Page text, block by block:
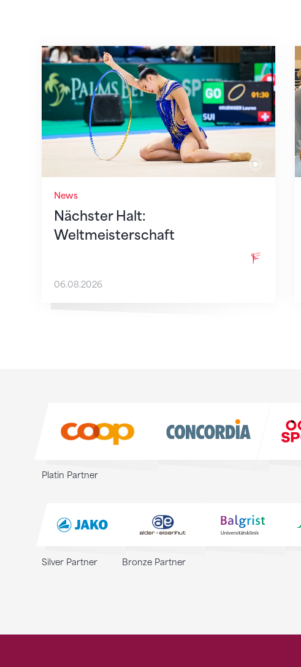
News
Nächster Halt:
Weltmeisterschaft
Nächster Halt: Weltmeisterschaft
06.08.2026
Platin Partner
Silver Partner Bronze Partner